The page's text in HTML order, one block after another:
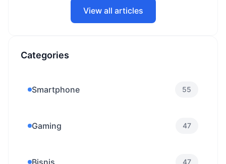
View all articles
Categories
Smartphone 55
Gaming 47
Bisnis 47